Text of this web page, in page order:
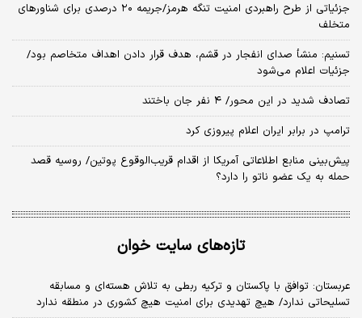
جزئیاتی از طرح راهبردی امنیت تنگه هرمز/جریمه ۲۰ درصدی برای شناورهای
متخلف
تسنیم: منشأ صدای انفجار در قشم، هدف قرار دادن اهداف متخاصم بود/
جزئیات اعلام می‌شود
تصادف شدید در این محور/ ۴ نفر جان باختند
ترامپ در برابر ایران اعلام پیروزی کرد
پیش‌بینی منابع اطلاعاتی آمریکا از اقدام قریب‌الوقوع پوتین/ روسیه قصد
حمله به یک عضو ناتو را دارد؟
تازه‌های سایت خوان
عربستان: توافق با پاکستان و ترکیه ربطی به تلاش هسته‌ای و مسابقه
تسلیحاتی ندارد/ هیچ تهدیدی برای امنیت هیچ کشوری در منطقه ندارد